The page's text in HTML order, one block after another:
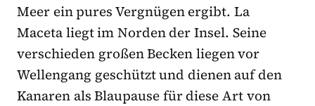
Meer ein pures Vergnügen ergibt. La
Maceta liegt im Norden der Insel. Seine
verschieden großen Becken liegen vor
Wellengang geschützt und dienen auf den
Kanaren als Blaupause für diese Art von